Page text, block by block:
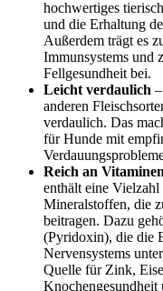
hochwertiges
und die Erhaltung
Außerdem trägt es
Immunsystems und
Fellgesundheit bei.
Leicht verdaulich
anderen
verdaulich. Das
für Hunde mit
Reich an
enthält eine
Mineralstoffen, die
beitragen. Dazu
(Pyridoxin), die die
Nervensystems
Quelle für Zink,
Knochengesundheit